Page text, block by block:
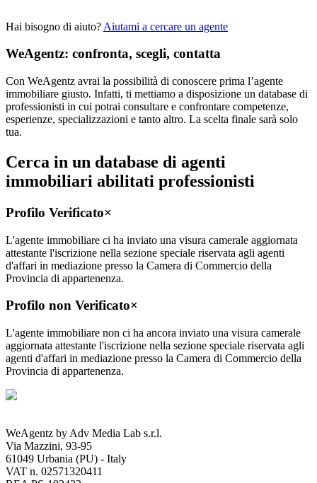
Hai bisogno di aiuto? Aiutami a cercare un agente
WeAgentz: confronta, scegli, contatta
Con WeAgentz avrai la possibilità di conoscere prima l’agente
immobiliare giusto. Infatti, ti mettiamo a disposizione un database di
professionisti in cui potrai consultare e confrontare competenze,
esperienze, specializzazioni e tanto altro. La scelta finale sarà solo
tua.
Cerca in un database di agenti
immobiliari abilitati professionisti
Profilo Verificato×
L'agente immobiliare ci ha inviato una visura camerale aggiornata
attestante l'iscrizione nella sezione speciale riservata agli agenti
d'affari in mediazione presso la Camera di Commercio della
Provincia di appartenenza.
Profilo non Verificato×
L'agente immobiliare non ci ha ancora inviato una visura camerale
aggiornata attestante l'iscrizione nella sezione speciale riservata agli
agenti d'affari in mediazione presso la Camera di Commercio della
Provincia di appartenenza.
WeAgentz by Adv Media Lab s.r.l.
Via Mazzini, 93-95
61049 Urbania (PU) - Italy
VAT n. 02571320411